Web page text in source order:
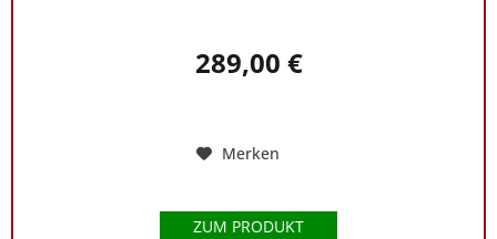
289,00 €
Merken
ZUM PRODUKT